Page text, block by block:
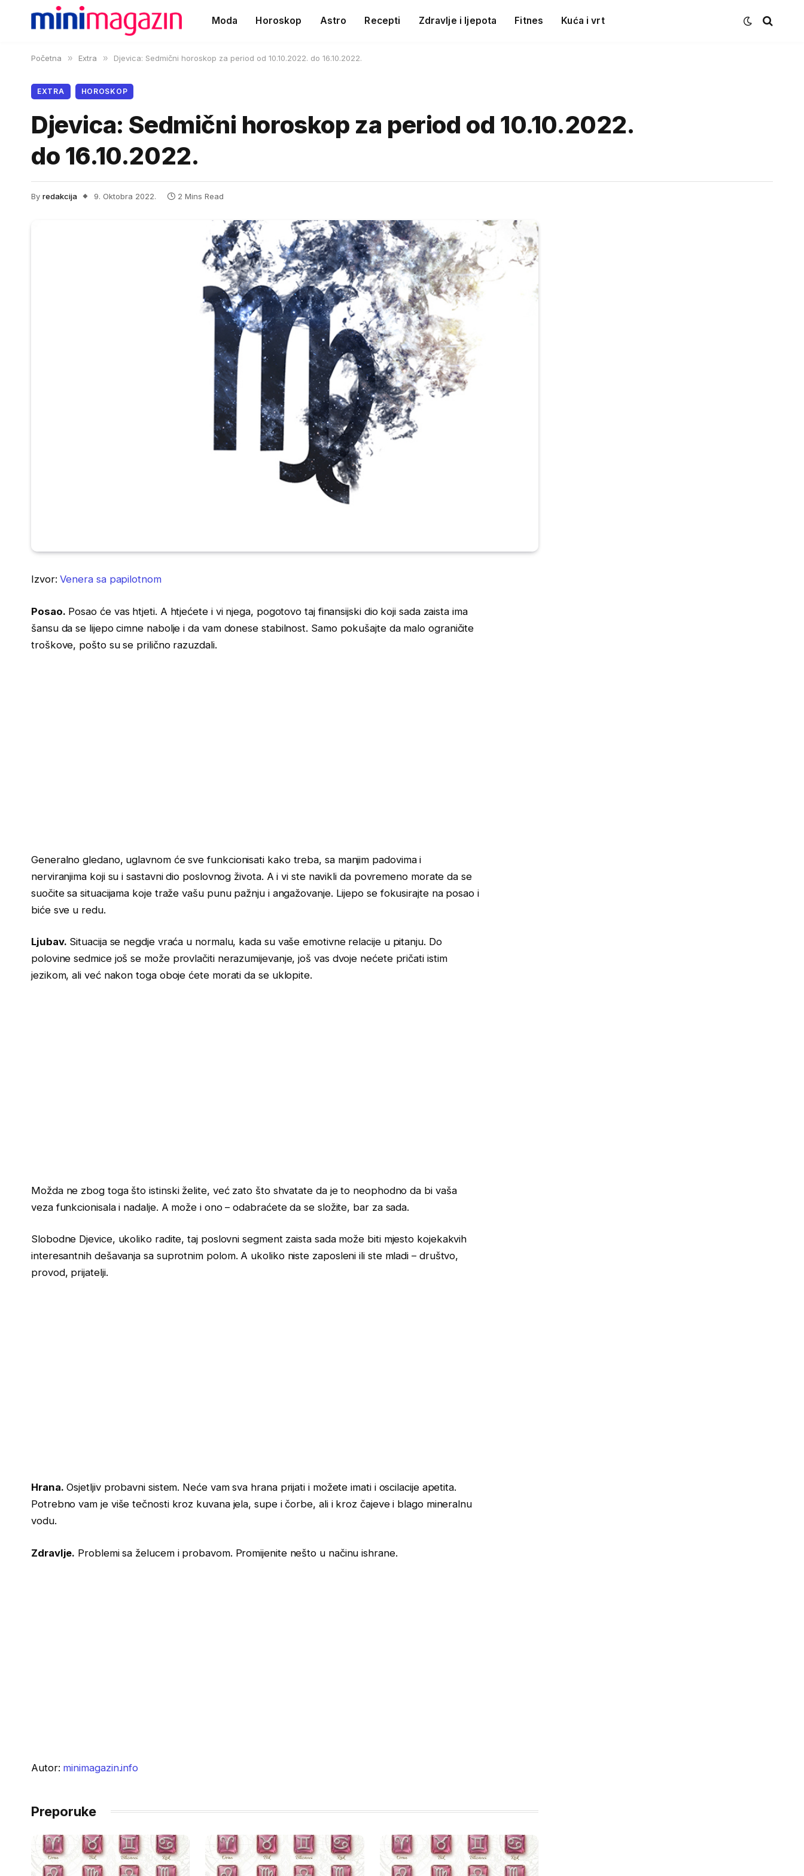
Moda Horoskop Astro Recepti Zdravlje i ljepota Fitnes Kuća i vrt
Početna » Extra » Djevica: Sedmični horoskop za period od 10.10.2022. do 16.10.2022.
EXTRA HOROSKOP
Djevica: Sedmični horoskop za period od 10.10.2022.
do 16.10.2022.
By redakcija 9. Oktobra 2022. 2 Mins Read
Izvor:Venera sa papilotnom
Posao. Posao će vas htjeti. A htjećete i vi njega, pogotovo taj finansijski dio koji sada zaista ima
šansu da se lijepo cimne nabolje i da vam donese stabilnost. Samo pokušajte da malo ograničite
troškove, pošto su se prilično razuzdali.
Generalno gledano, uglavnom će sve funkcionisati kako treba, sa manjim padovima i
nerviranjima koji su i sastavni dio poslovnog života. A i vi ste navikli da povremeno morate da se
suočite sa situacijama koje traže vašu punu pažnju i angažovanje. Lijepo se fokusirajte na posao i
biće sve u redu.
Ljubav. Situacija se negdje vraća u normalu, kada su vaše emotivne relacije u pitanju. Do
polovine sedmice još se može provlačiti nerazumijevanje, još vas dvoje nećete pričati istim
jezikom, ali već nakon toga oboje ćete morati da se uklopite.
Možda ne zbog toga što istinski želite, već zato što shvatate da je to neophodno da bi vaša
veza funkcionisala i nadalje. A može i ono – odabraćete da se složite, bar za sada.
Slobodne Djevice, ukoliko radite, taj poslovni segment zaista sada može biti mjesto kojekakvih
interesantnih dešavanja sa suprotnim polom. A ukoliko niste zaposleni ili ste mladi – društvo,
provod, prijatelji.
Hrana. Osjetljiv probavni sistem. Neće vam sva hrana prijati i možete imati i oscilacije apetita.
Potrebno vam je više tečnosti kroz kuvana jela, supe i čorbe, ali i kroz čajeve i blago mineralnu
vodu.
Zdravlje. Problemi sa želucem i probavom. Promijenite nešto u načinu ishrane.
Autor: minimagazin.info
Preporuke